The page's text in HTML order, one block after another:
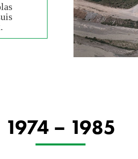
1974 – 1985